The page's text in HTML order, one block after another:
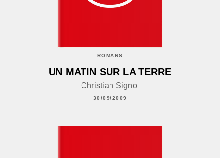
ROMANS
UN MATIN SUR LA TERRE
Christian Signol
30/09/2009